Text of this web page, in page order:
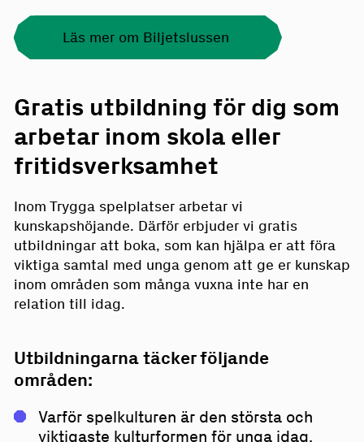
Läs mer om Biljetslussen
Gratis utbildning för dig som
arbetar inom skola eller
fritidsverksamhet
Inom Trygga spelplatser arbetar vi
kunskapshöjande. Därför erbjuder vi gratis
utbildningar att boka, som kan hjälpa er att föra
viktiga samtal med unga genom att ge er kunskap
inom områden som många vuxna inte har en
relation till idag.
Utbildningarna täcker följande
områden:
Varför spelkulturen är den största och
viktigaste kulturformen för unga idag.